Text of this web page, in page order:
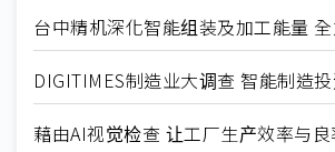
台中精机深化智能组装及加工能量
DIGITIMES制造业大调查 智能制造
藉由AI视觉检查 让工厂生产效率与